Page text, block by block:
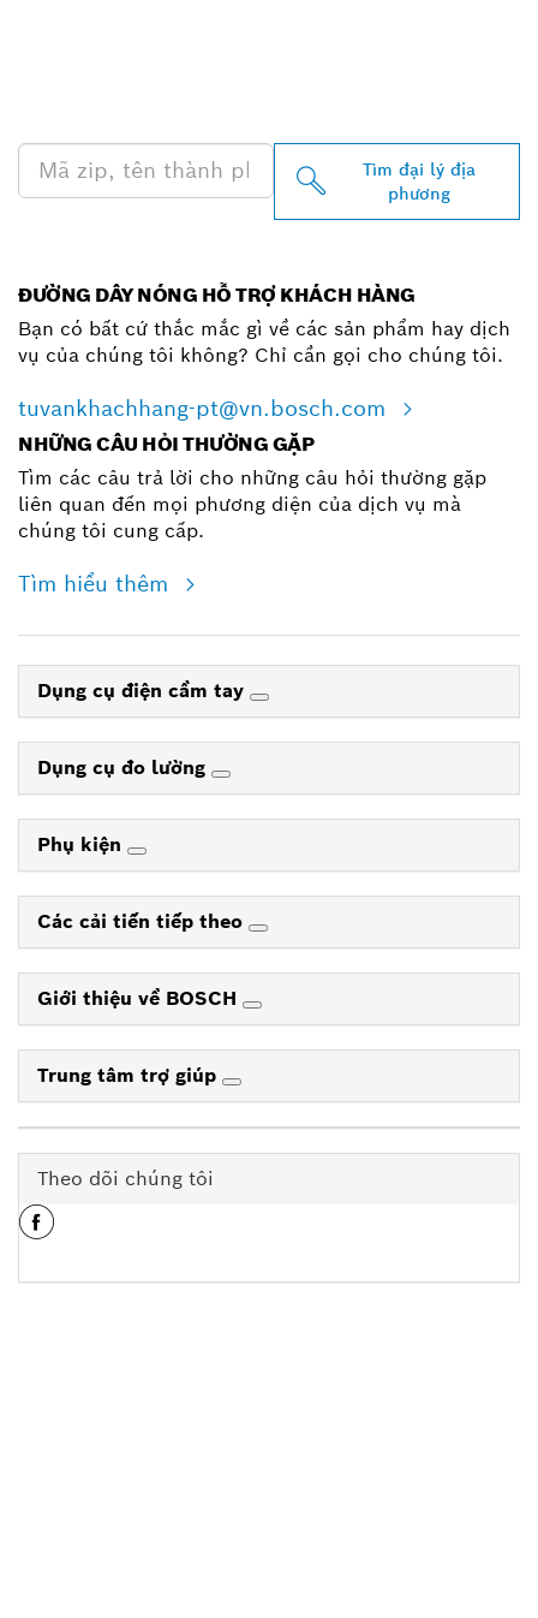
Tìm đại lý địa
phương
ĐƯỜNG DÂY NÓNG HỖ TRỢ KHÁCH HÀNG
Bạn có bất cứ thắc mắc gì về các sản phẩm hay dịch
vụ của chúng tôi không? Chỉ cần gọi cho chúng tôi.
tuvankhachhang-pt@vn.bosch.com
NHỮNG CÂU HỎI THƯỜNG GẶP
Tìm các câu trả lời cho những câu hỏi thường gặp
liên quan đến mọi phương diện của dịch vụ mà
chúng tôi cung cấp.
Tìm hiểu thêm
Dụng cụ điện cầm tay
Dụng cụ đo lường
Phụ kiện
Các cải tiến tiếp theo
Giới thiệu về BOSCH
Trung tâm trợ giúp
Theo dõi chúng tôi